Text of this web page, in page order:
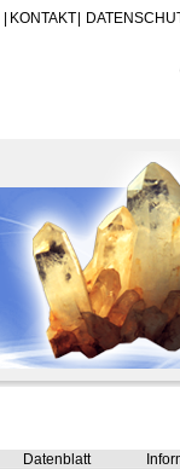
KONTAKT
Datenblatt